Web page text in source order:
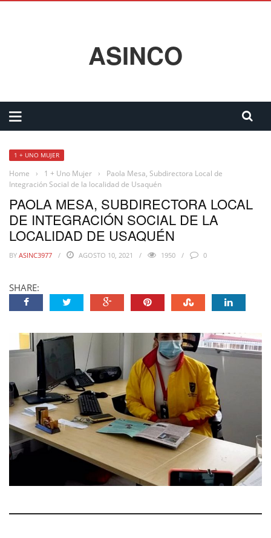
ASINCO
1 + UNO MUJER
Home › 1 + Uno Mujer ›
Paola Mesa, Subdirectora Local de
Integración Social de la localidad de Usaquén
PAOLA MESA, SUBDIRECTORA LOCAL
DE INTEGRACIÓN SOCIAL DE LA
LOCALIDAD DE USAQUÉN
BY ASINC3977 AGOSTO 10, 2021 1950 0
SHARE: